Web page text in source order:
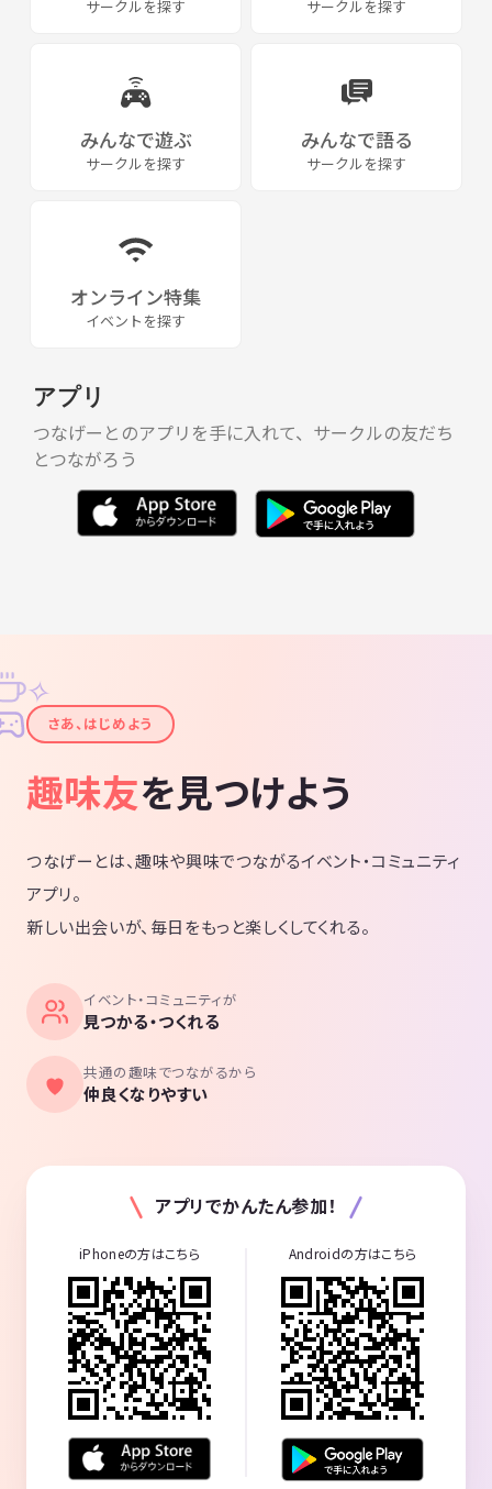
サークルを探す サークルを探す
みんなで遊ぶ
サークルを探す
みんなで語る
サークルを探す
オンライン特集
イベントを探す
アプリ
つなげーとのアプリを手に入れて、サークルの友だち
とつながろう
✦
✧
さあ、はじめよう
趣味友を見つけよう
つなげーとは、趣味や興味でつながるイベント・コミュニティ
アプリ。
新しい出会いが、毎日をもっと楽しくしてくれる。
イベント・コミュニティが
見つかる・つくれる
共通の趣味でつながるから
仲良くなりやすい
アプリでかんたん参加！
iPhoneの方はこちら Androidの方はこちら